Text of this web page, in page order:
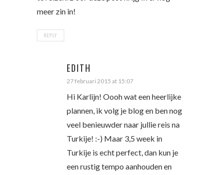
meer zin in!
REPLY
EDITH
27 februari 2015 at 15:07
Hi Karlijn! Oooh wat een heerlijke
plannen, ik volg je blog en ben nog
veel benieuwder naar jullie reis na
Turkije! :-) Maar 3,5 week in
Turkije is echt perfect, dan kun je
een rustig tempo aanhouden en